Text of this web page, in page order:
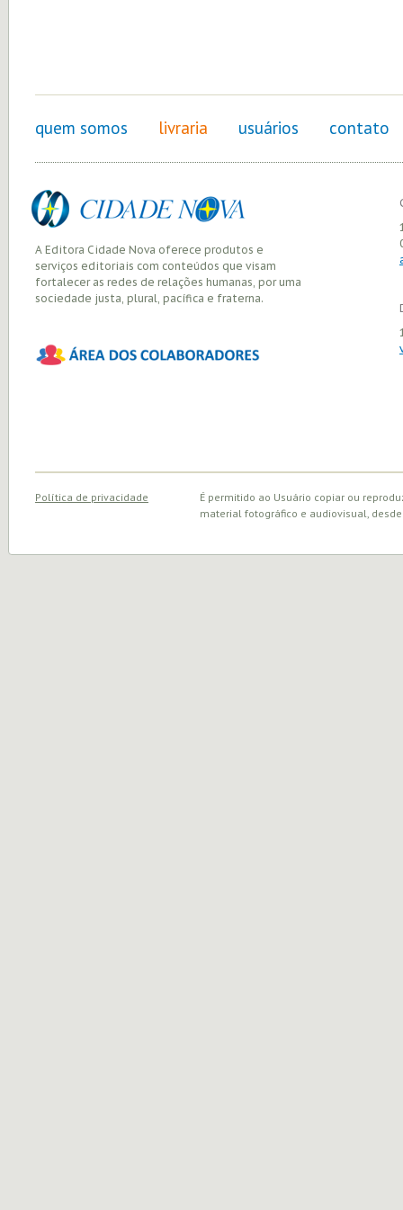
quem somos livraria usuários contato
A Editora Cidade Nova oferece produtos e
serviços editoriais com conteúdos que visam
fortalecer as redes de relações humanas, por uma
sociedade justa, plural, pacífica e fraterna.
Política de privacidade
É permitido ao Usuário copiar ou
material fotográfico e audiovisual,